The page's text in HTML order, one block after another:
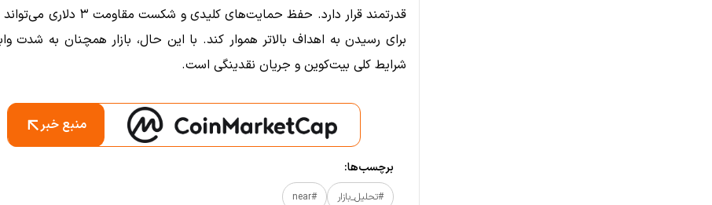
قدرتمند قرار دارد. حفظ حمایت‌های کلیدی و شکست
برای رسیدن به اهداف بالاتر هموار کند. با این حال، بازار همچنان به شدت
شرایط کلی بیت‌کوین و جریان نقدینگی است.
منبع خبر
برچسب‌ها:
#تحلیل_بازار #near